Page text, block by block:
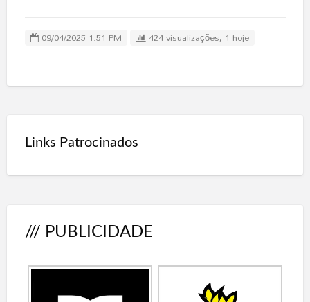
09/04/2025 1:51 PM 424 visualizações, 1 hoje
Links Patrocinados
/// PUBLICIDADE